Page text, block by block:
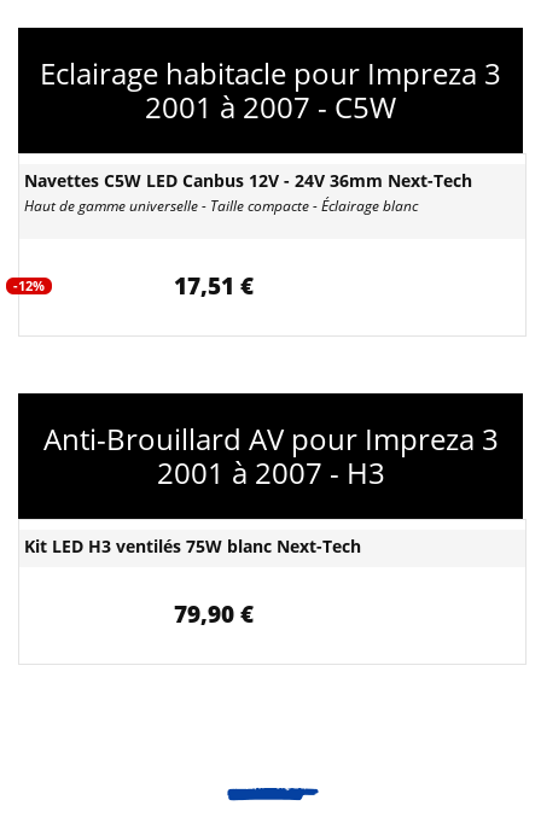
Eclairage habitacle pour Impreza 3
2001 à 2007 - C5W
Navettes C5W LED Canbus 12V - 24V 36mm Next-Tech
Haut de gamme universelle - Taille compacte - Éclairage blanc
-12% 17,51 €
Anti-Brouillard AV pour Impreza 3
2001 à 2007 - H3
Kit LED H3 ventilés 75W blanc Next-Tech
79,90 €